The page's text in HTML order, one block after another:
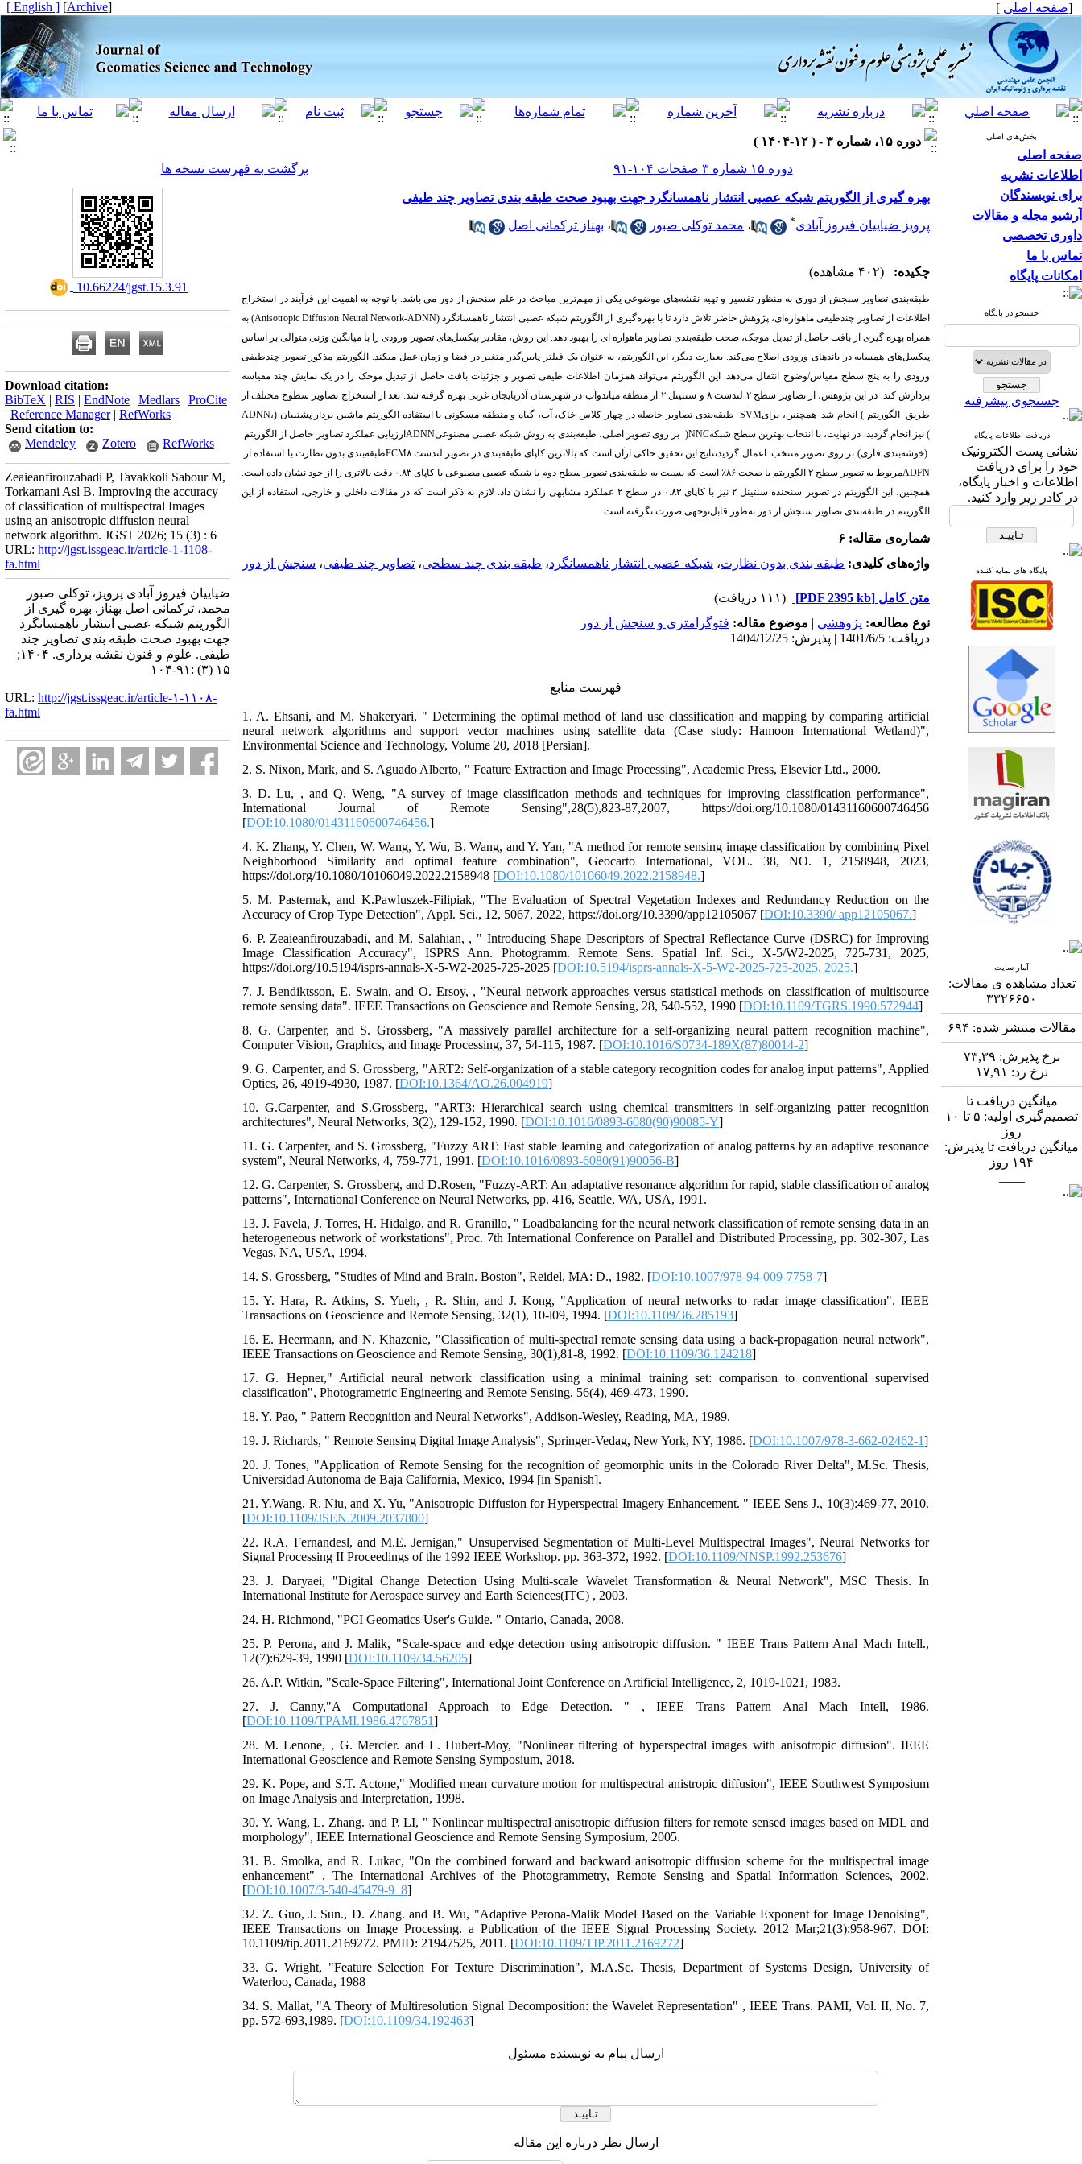
[صفحه اصلی ]
[
Archive
]
[ English ]
بخش‌های اصلی
صفحه اصلی
اطلاعات نشریه
برای نویسندگان
آرشیو مجله و مقالات
داوری تخصصی
تماس با ما
امکانات پایگاه
جستجو در پایگاه
جستجوی پیشرفته
دریافت اطلاعات پایگاه
نشانی پست الکترونیک
خود را برای دریافت
اطلاعات و اخبار پایگاه،
در کادر زیر وارد کنید.
پایگاه های نمایه کننده
آمار سایت
تعداد مشاهده ی مقالات:
۳۳۲۶۶۵۰
مقالات منتشر شده: ۶۹۴
نرخ پذیرش: ۷۳,۳۹
نرخ رد: ۱۷,۹۱
میانگین دریافت تا
تصمیم‌گیری اولیه: ۵ تا ۱۰
روز
میانگین دریافت تا پذیرش:
۱۹۴ روز
دوره ۱۵، شماره ۳ - ( ۱۲-۱۴۰۴ )
دوره ۱۵ شماره ۳ صفحات ۱۰۴-۹۱
برگشت به فهرست نسخه ها
بهره گیری از الگوریتم شبکه عصبی انتشار ناهمسانگرد جهت بهبود صحت طبقه بندی تصاویر چند طیفی
پرویز ضیاییان فیروز آبادی* ، محمد توکلی صبور ، بهناز ترکمانی اصل
چکیده: (۴۰۲ مشاهده)
طبقه‌بندی تصاویر سنجش از دوری به منظور تفسیر و تهیه نقشه‌های موضوعی یکی از مهم‌ترین مباحث در علم سنجش از دور می باشد. با توجه به اهمیت این فرآیند در استخراج
اطلاعات از تصاویر چندطیفی ماهواره‌ای، پژوهش حاضر تلاش دارد تا با بهره‌گیری از الگوریتم شبکه عصبی انتشار ناهمسانگرد(Anisotropic Diffusion Neural Network-
ADNN)
به
همراه بهره گیری از بافت حاصل از تبدیل موجک، صحت طبقه‌بندی تصاویر ماهواره ای را بهبود دهد. این روش، مقادیر پیکسل‌های تصویر ورودی را با میانگین وزنی متوالی بر اساس
پیکسل‌های همسایه در باندهای ورودی اصلاح می‌کند. بعبارت دیگر، این الگوریتم، به عنوان یک فیلتر پایین‌گذر متغیر در فضا و زمان عمل میکند. الگوریتم مذکور تصویر چندطیفی
ورودی را به پنج سطح مقیاس/وضوح انتقال می‌دهد. این الگوریتم می‌تواند همزمان اطلاعات طیفی تصویر و جزئیات بافت حاصل از تبدیل موجک را در یک نمایش چند مقیاسه
پردازش کند. در این پژوهش، از تصاویر سطح ۲ لندست ۸ و سنتینل ۲ از منطقه میاندوآب در شهرستان آذربایجان غربی بهره گرفته شد.
بعد از استخراج تصاویر سطوح مختلف از
طریق
الگوریتم ADNN،طبقه‌بندی تصاویر حاصله در چهار کلاس خاک، آب، گیاه و منطقه مسکونی با استفاده الگوریتم ماشین بردار پشتیبان (SVM) انجام شد. همچنین، برای
ارزیابی عملکرد تصاویر حاصل از الگوریتم ADNNبر روی تصویر اصلی، طبقه‌بندی به روش شبکه عصبی مصنوعی (NNC) نیز انجام گردید. در نهایت، با انتخاب بهترین سطح شبکه
طبقه‌بندی بدون نظارت با استفاده ازFCM(خوشه‌بندی فازی) بر روی تصویر منتخب اعمال گردیدنتایج این تحقیق حاکی ازآن است که بالاترین کاپای طبقه‌بندی در تصویر لندست ۸
مربوط به تصویر سطح ۲ الگوریتمADFN با صحت ۸۶ ٪
است که نسبت به طبقه‌بندی تصویر سطح دوم با شبکه عصبی مصنوعی با کاپای ۰.۸۳ دقت بالاتری را از خود نشان داده است.
همچنین، این الگوریتم در تصویر سنجنده سنتینل ۲ نیز با کاپای ۰.۸۳ در سطح ۲ عملکرد مشابهی را نشان داد. لازم به ذکر است که در مقالات داخلی و خارجی، استفاده از این
الگوریتم در طبقه‌بندی تصاویر سنجش از دور به‌طور قابل‌توجهی صورت نگرفته است.
شماره‌ی مقاله: ۶
واژه‌های کلیدی: طبقه بندی بدون نظارت، شبکه عصبی انتشار ناهمسانگرد، طبقه بندی چند سطحی، تصاویر چند طیفی، سنجش از دور
متن کامل [PDF 2395 kb]
(۱۱۱ دریافت)
نوع مطالعه: پژوهشي | موضوع مقاله: فتوگرامتری و سنجش از دور
دریافت: 1401/6/5 | پذیرش: 1404/12/25
فهرست منابع
1. A. Ehsani, and M. Shakeryari, " Determining the optimal method of land use classification and mapping by comparing artificial
neural network algorithms and support vector machines using satellite data (Case study: Hamoon International Wetland)",
Environmental Science and Technology, Volume 20, 2018 [Persian].
2. S. Nixon, Mark, and S. Aguado Alberto, " Feature Extraction and Image Processing", Academic Press, Elsevier Ltd., 2000.
3. D. Lu, , and Q. Weng, "A survey of image classification methods and techniques for improving classification performance",
International Journal of Remote Sensing",28(5),823-87,2007, https://doi.org/10.1080/01431160600746456
[DOI:10.1080/01431160600746456.]
4. K. Zhang, Y. Chen, W. Wang, Y. Wu, B. Wang, and Y. Yan, "A method for remote sensing image classification by combining Pixel
Neighborhood Similarity and optimal feature combination", Geocarto International, VOL. 38, NO. 1, 2158948, 2023,
https://doi.org/10.1080/10106049.2022.2158948 [DOI:10.1080/10106049.2022.2158948.]
5. M. Pasternak, and K.Pawluszek-Filipiak, "The Evaluation of Spectral Vegetation Indexes and Redundancy Reduction on the
Accuracy of Crop Type Detection", Appl. Sci., 12, 5067, 2022, https://doi.org/10.3390/app12105067 [DOI:10.3390/ app12105067.]
6. P. Zeaieanfirouzabadi, and M. Salahian, , " Introducing Shape Descriptors of Spectral Reflectance Curve (DSRC) for Improving
Image Classification Accuracy", ISPRS Ann. Photogramm. Remote Sens. Spatial Inf. Sci., X-5/W2-2025, 725-731, 2025,
https://doi.org/10.5194/isprs-annals-X-5-W2-2025-725-2025 [DOI:10.5194/isprs-annals-X-5-W2-2025-725-2025, 2025.]
7. J. Bendiktsson, E. Swain, and O. Ersoy, , "Neural network approaches versus statistical methods on classification of multisource
remote sensing data". IEEE Transactions on Geoscience and Remote Sensing, 28, 540-552, 1990 [DOI:10.1109/TGRS.1990.572944]
8. G. Carpenter, and S. Grossberg, "A massively parallel architecture for a self-organizing neural pattern recognition machine",
Computer Vision, Graphics, and Image Processing, 37, 54-115, 1987. [DOI:10.1016/S0734-189X(87)80014-2]
9. G. Carpenter, and S. Grossberg, "ART2: Self-organization of a stable category recognition codes for analog input patterns", Applied
Optics, 26, 4919-4930, 1987. [DOI:10.1364/AO.26.004919]
10. G.Carpenter, and S.Grossberg, "ART3: Hierarchical search using chemical transmitters in self-organizing patter recognition
architectures", Neural Networks, 3(2), 129-152, 1990. [DOI:10.1016/0893-6080(90)90085-Y]
11. G. Carpenter, and S. Grossberg, "Fuzzy ART: Fast stable learning and categorization of analog patterns by an adaptive resonance
system", Neural Networks, 4, 759-771, 1991. [DOI:10.1016/0893-6080(91)90056-B]
12. G. Carpenter, S. Grossberg, and D.Rosen, "Fuzzy-ART: An adaptative resonance algorithm for rapid, stable classification of analog
patterns", International Conference on Neural Networks, pp. 416, Seattle, WA, USA, 1991.
13. J. Favela, J. Torres, H. Hidalgo, and R. Granillo, " Loadbalancing for the neural network classification of remote sensing data in an
heterogeneous network of workstations", Proc. 7th International Conference on Parallel and Distributed Processing, pp. 302-307, Las
Vegas, NA, USA, 1994.
14. S. Grossberg, "Studies of Mind and Brain. Boston", Reidel, MA: D., 1982. [DOI:10.1007/978-94-009-7758-7]
15. Y. Hara, R. Atkins, S. Yueh, , R. Shin, and J. Kong, "Application of neural networks to radar image classification". IEEE
Transactions on Geoscience and Remote Sensing, 32(1), 10-l09, 1994. [DOI:10.1109/36.285193]
16. E. Heermann, and N. Khazenie, "Classification of multi-spectral remote sensing data using a back-propagation neural network",
IEEE Transactions on Geoscience and Remote Sensing, 30(1),81-8, 1992. [DOI:10.1109/36.124218]
17. G. Hepner," Artificial neural network classification using a minimal training set: comparison to conventional supervised
classification", Photogrametric Engineering and Remote Sensing, 56(4), 469-473, 1990.
18. Y. Pao, " Pattern Recognition and Neural Networks", Addison-Wesley, Reading, MA, 1989.
19. J. Richards, " Remote Sensing Digital Image Analysis", Springer-Vedag, New York, NY, 1986. [DOI:10.1007/978-3-662-02462-1]
20. J. Tones, "Application of Remote Sensing for the recognition of geomorphic units in the Colorado River Delta", M.Sc. Thesis,
Universidad Autonoma de Baja California, Mexico, 1994 [in Spanish].
21. Y.Wang, R. Niu, and X. Yu, "Anisotropic Diffusion for Hyperspectral Imagery Enhancement. " IEEE Sens J., 10(3):469-77, 2010.
[DOI:10.1109/JSEN.2009.2037800]
22. R.A. Fernandesl, and M.E. Jernigan," Unsupervised Segmentation of Multi-Level Multispectral Images", Neural Networks for
Signal Processing II Proceedings of the 1992 IEEE Workshop. pp. 363-372, 1992. [DOI:10.1109/NNSP.1992.253676]
23. J. Daryaei, "Digital Change Detection Using Multi-scale Wavelet Transformation & Neural Network", MSC Thesis. In
International Institute for Aerospace survey and Earth Sciences(ITC) , 2003.
24. H. Richmond, "PCI Geomatics User's Guide. " Ontario, Canada, 2008.
25. P. Perona, and J. Malik, "Scale-space and edge detection using anisotropic diffusion. " IEEE Trans Pattern Anal Mach Intell.,
12(7):629-39, 1990 [DOI:10.1109/34.56205]
26. A.P. Witkin, "Scale-Space Filtering", International Joint Conference on Artificial Intelligence, 2, 1019-1021, 1983.
27. J. Canny,"A Computational Approach to Edge Detection. " , IEEE Trans Pattern Anal Mach Intell, 1986.
[DOI:10.1109/TPAMI.1986.4767851]
28. M. Lenone, , G. Mercier. and L. Hubert-Moy, "Nonlinear filtering of hyperspectral images with anisotropic diffusion". IEEE
International Geoscience and Remote Sensing Symposium, 2018.
29. K. Pope, and S.T. Actone," Modified mean curvature motion for multispectral anistropic diffusion", IEEE Southwest Symposium
on Image Analysis and Interpretation, 1998.
30. Y. Wang, L. Zhang. and P. LI, " Nonlinear multispectral anisotropic diffusion filters for remote sensed images based on MDL and
morphology", IEEE International Geoscience and Remote Sensing Symposium, 2005.
31. B. Smolka, and R. Lukac, "On the combined forward and backward anisotropic diffusion scheme for the multispectral image
enhancement" , The International Archives of the Photogrammetry, Remote Sensing and Spatial Information Sciences, 2002.
[DOI:10.1007/3-540-45479-9_8]
32. Z. Guo, J. Sun., D. Zhang. and B. Wu, "Adaptive Perona-Malik Model Based on the Variable Exponent for Image Denoising",
IEEE Transactions on Image Processing. a Publication of the IEEE Signal Processing Society. 2012 Mar;21(3):958-967. DOI:
10.1109/tip.2011.2169272. PMID: 21947525, 2011. [DOI:10.1109/TIP.2011.2169272]
33. G. Wright, "Feature Selection For Texture Discrimination", M.A.Sc. Thesis, Department of Systems Design, University of
Waterloo, Canada, 1988
34. S. Mallat, "A Theory of Multiresolution Signal Decomposition: the Wavelet Representation" , IEEE Trans. PAMI, Vol. II, No. 7,
pp. 572-693,1989. [DOI:10.1109/34.192463]
ارسال پیام به نویسنده مسئول
ارسال نظر درباره این مقاله
‎ 10.66224/jgst.15.3.91
Download citation:
BibTeX | RIS | EndNote | Medlars | ProCite
| Reference Manager| RefWorks
Send citation to:
Mendeley
Zotero RefWorks
Zeaieanfirouzabadi P, Tavakkoli Sabour M,
Torkamani Asl B. Improving the accuracy
of classification of multispectral Images
using an anisotropic diffusion neural
network algorithm. JGST 2026; 15 (3) : 6
URL: http://jgst.issgeac.ir/article-1-1108-
fa.html
ضیاییان فیروز آبادی پرویز، توکلی صبور
محمد، ترکمانی اصل بهناز. بهره گیری از
الگوریتم شبکه عصبی انتشار ناهمسانگرد
جهت بهبود صحت طبقه بندی تصاویر چند
طیفی. علوم و فنون نقشه برداری. ۱۴۰۴;
۱۵ (۳) :۹۱-۱۰۴
URL: http://jgst.issgeac.ir/article-۱-۱۱۰۸-
fa.html